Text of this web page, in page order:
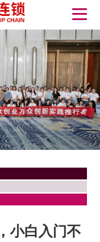
小白入门不